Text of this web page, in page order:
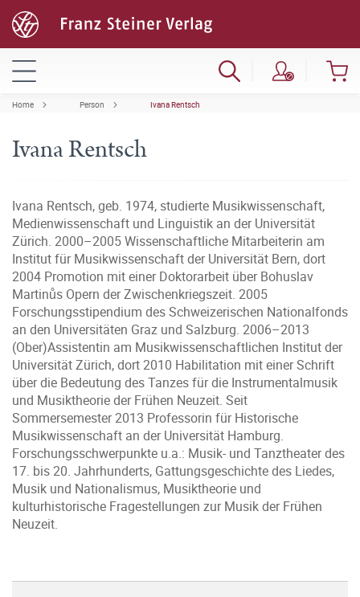
Home Person Ivana Rentsch
Ivana Rentsch
Ivana Rentsch, geb. 1974, studierte Musikwissenschaft,
Medienwissenschaft und Linguistik an der Universität
Zürich. 2000–2005 Wissenschaftliche Mitarbeiterin am
Institut für Musikwissenschaft der Universität Bern, dort
2004 Promotion mit einer Doktorarbeit über Bohuslav
Martinůs Opern der Zwischenkriegszeit. 2005
Forschungsstipendium des Schweizerischen Nationalfonds
an den Universitäten Graz und Salzburg. 2006–2013
(Ober)Assistentin am Musikwissenschaftlichen Institut der
Universität Zürich, dort 2010 Habilitation mit einer Schrift
über die Bedeutung des Tanzes für die Instrumentalmusik
und Musiktheorie der Frühen Neuzeit. Seit
Sommersemester 2013 Professorin für Historische
Musikwissenschaft an der Universität Hamburg.
Forschungsschwerpunkte u.a.: Musik- und Tanztheater des
17. bis 20. Jahrhunderts, Gattungsgeschichte des Liedes,
Musik und Nationalismus, Musiktheorie und
kulturhistorische Fragestellungen zur Musik der Frühen
Neuzeit.